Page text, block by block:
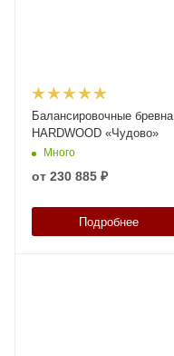
Балансировочные бревна
HARDWOOD «Чудово»
Много
от 230 885 ₽
Подробнее